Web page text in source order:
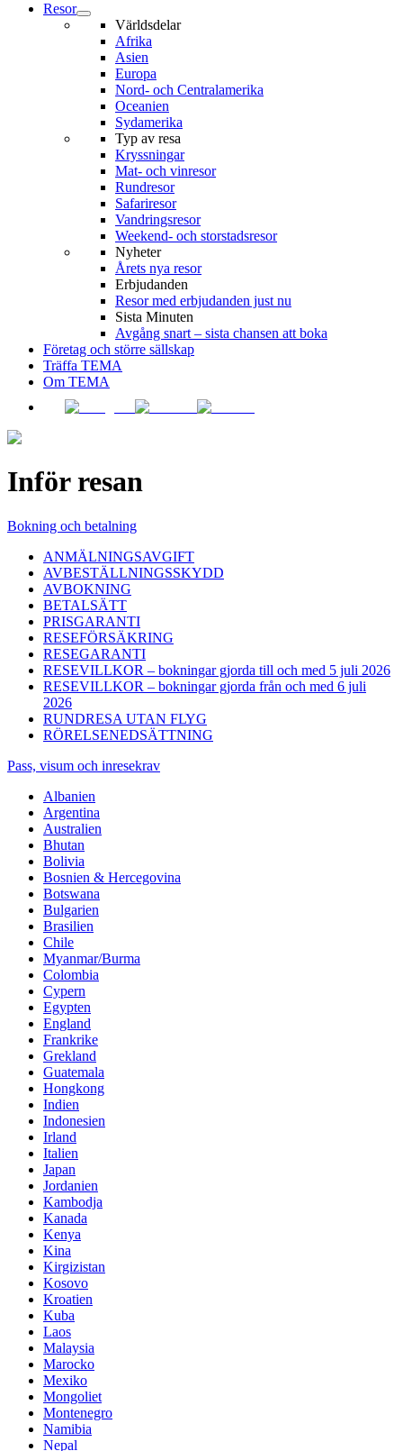
Resor
Världsdelar
Afrika
Asien
Europa
Nord- och Centralamerika
Oceanien
Sydamerika
Typ av resa
Kryssningar
Mat- och vinresor
Rundresor
Safariresor
Vandringsresor
Weekend- och storstadsresor
Nyheter
Årets nya resor
Erbjudanden
Resor med erbjudanden just nu
Sista Minuten
Avgång snart – sista chansen att boka
Företag och större sällskap
Träffa TEMA
Om TEMA
Inför resan
Bokning och betalning
ANMÄLNINGSAVGIFT
AVBESTÄLLNINGSSKYDD
AVBOKNING
BETALSÄTT
PRISGARANTI
RESEFÖRSÄKRING
RESEGARANTI
RESEVILLKOR – bokningar gjorda till och med 5 juli 2026
RESEVILLKOR – bokningar gjorda från och med 6 juli
2026
RUNDRESA UTAN FLYG
RÖRELSENEDSÄTTNING
Pass, visum och inresekrav
Albanien
Argentina
Australien
Bhutan
Bolivia
Bosnien & Hercegovina
Botswana
Bulgarien
Brasilien
Chile
Myanmar/Burma
Colombia
Cypern
Egypten
England
Frankrike
Grekland
Guatemala
Hongkong
Indien
Indonesien
Irland
Italien
Japan
Jordanien
Kambodja
Kanada
Kenya
Kina
Kirgizistan
Kosovo
Kroatien
Kuba
Laos
Malaysia
Marocko
Mexiko
Mongoliet
Montenegro
Namibia
Nepal